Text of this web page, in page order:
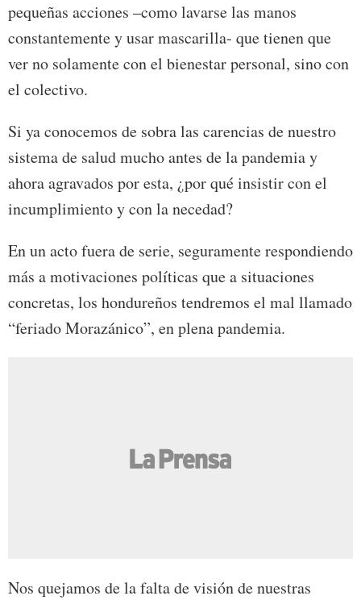
pequeñas acciones –como lavarse las manos
constantemente y usar mascarilla- que tienen que
ver no solamente con el bienestar personal, sino con
el colectivo.
Si ya conocemos de sobra las carencias de nuestro
sistema de salud mucho antes de la pandemia y
ahora agravados por esta, ¿por qué insistir con el
incumplimiento y con la necedad?
En un acto fuera de serie, seguramente respondiendo
más a motivaciones políticas que a situaciones
concretas, los hondureños tendremos el mal llamado
“feriado Morazánico”, en plena pandemia.
Nos quejamos de la falta de visión de nuestras